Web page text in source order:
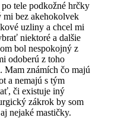
tele podkožné hrčky
mi bez akehokolvek
uzliny a chcel mi
niektoré a dalšie
bol nespokojný z
odoberú z toho
Mam známích čo majú
a nemajú s tým
či existuje iný
zákrok by som
nejaké mastičky.